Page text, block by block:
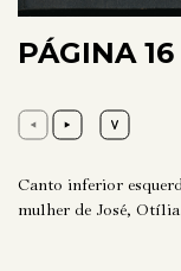
PÁGINA 16
Canto inferior
mulher de José,